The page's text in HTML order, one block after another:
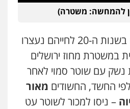
קריטי
ארבל
חמורה מעצרים וחקירות
להמחשה: משטרה)
שני צעירים מירושלים בשנות ה-20 לחייהם נעצרו
במשטרת מחוז ירושלים
עם שוטר סמוי לאחר
החשד, החשודים מאור
– ניסו למכור לשוטר עט